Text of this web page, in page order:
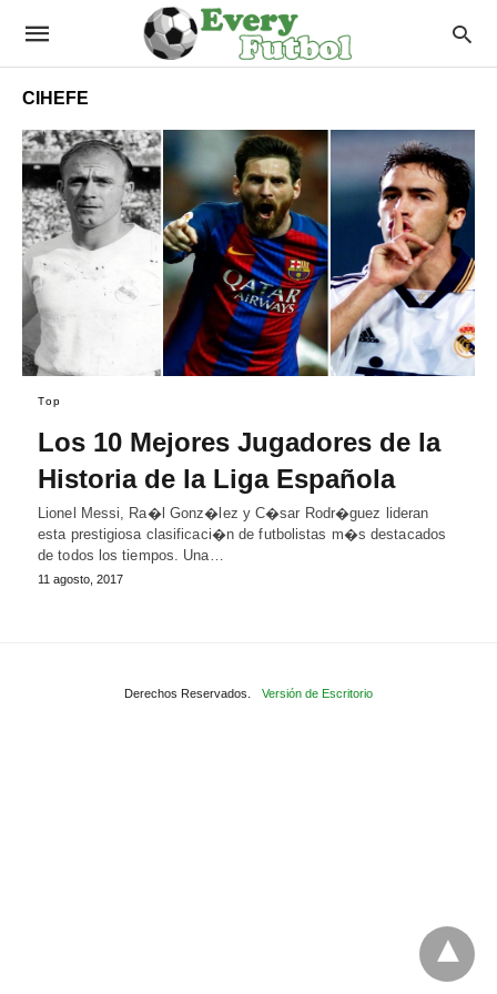
CIHEFE
Top
Los 10 Mejores Jugadores de la
Historia de la Liga Española
Lionel Messi, Ra�l Gonz�lez y C�sar Rodr�guez lideran
esta prestigiosa clasificaci�n de futbolistas m�s destacados
de todos los tiempos. Una…
11 agosto, 2017
Derechos Reservados. Versión de Escritorio